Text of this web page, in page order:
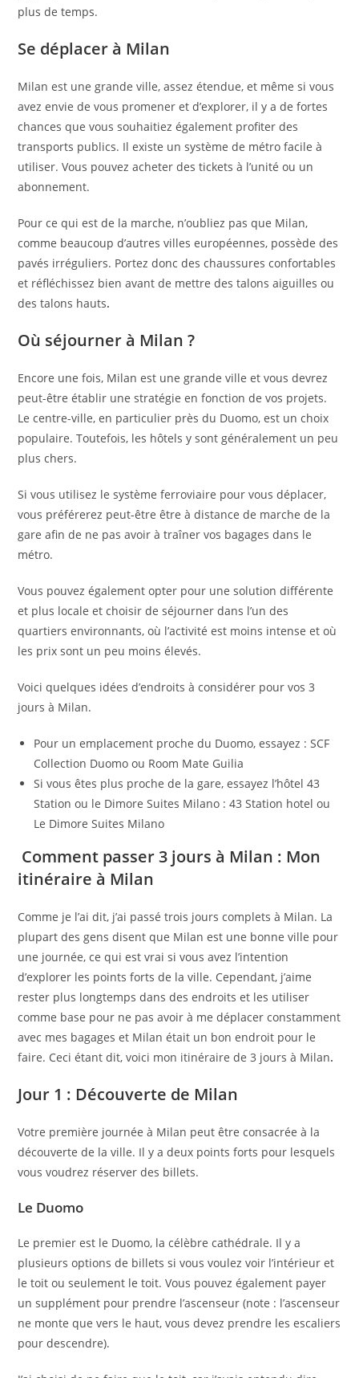
plus de temps.
Se déplacer à Milan
Milan est une grande ville, assez étendue, et même si vous
avez envie de vous promener et d’explorer, il y a de fortes
chances que vous souhaitiez également profiter des
transports publics. Il existe un système de métro facile à
utiliser. Vous pouvez acheter des tickets à l’unité ou un
abonnement.
Pour ce qui est de la marche, n’oubliez pas que Milan,
comme beaucoup d’autres villes européennes, possède des
pavés irréguliers. Portez donc des chaussures confortables
et réfléchissez bien avant de mettre des talons aiguilles ou
des talons hauts.
Où séjourner à Milan ?
Encore une fois, Milan est une grande ville et vous devrez
peut-être établir une stratégie en fonction de vos projets.
Le centre-ville, en particulier près du Duomo, est un choix
populaire. Toutefois, les hôtels y sont généralement un peu
plus chers.
Si vous utilisez le système ferroviaire pour vous déplacer,
vous préférerez peut-être être à distance de marche de la
gare afin de ne pas avoir à traîner vos bagages dans le
métro.
Vous pouvez également opter pour une solution différente
et plus locale et choisir de séjourner dans l’un des
quartiers environnants, où l’activité est moins intense et où
les prix sont un peu moins élevés.
Voici quelques idées d’endroits à considérer pour vos 3
jours à Milan.
Pour un emplacement proche du Duomo, essayez : SCF
Collection Duomo ou Room Mate Guilia
Si vous êtes plus proche de la gare, essayez l’hôtel 43
Station ou le Dimore Suites Milano : 43 Station hotel ou
Le Dimore Suites Milano
Comment passer 3 jours à Milan : Mon
itinéraire à Milan
Comme je l’ai dit, j’ai passé trois jours complets à Milan. La
plupart des gens disent que Milan est une bonne ville pour
une journée, ce qui est vrai si vous avez l’intention
d’explorer les points forts de la ville. Cependant, j’aime
rester plus longtemps dans des endroits et les utiliser
comme base pour ne pas avoir à me déplacer constamment
avec mes bagages et Milan était un bon endroit pour le
faire. Ceci étant dit, voici mon itinéraire de 3 jours à Milan.
Jour 1 : Découverte de Milan
Votre première journée à Milan peut être consacrée à la
découverte de la ville. Il y a deux points forts pour lesquels
vous voudrez réserver des billets.
Le Duomo
Le premier est le Duomo, la célèbre cathédrale. Il y a
plusieurs options de billets si vous voulez voir l’intérieur et
le toit ou seulement le toit. Vous pouvez également payer
un supplément pour prendre l’ascenseur (note : l’ascenseur
ne monte que vers le haut, vous devez prendre les escaliers
pour descendre).